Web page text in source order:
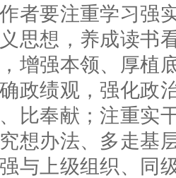
者要注重学习强
思想，养成读书
增强本领、厚植
政绩观，强化政
比奉献；注重实
想办法、多走基
与上级组织、同